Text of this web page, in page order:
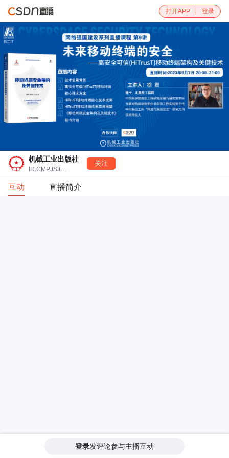
打开APP 登录
机械工业出版社
ID:CMPJSJBOOK
关注
互动 直播简介
登录发评论参与主播互动